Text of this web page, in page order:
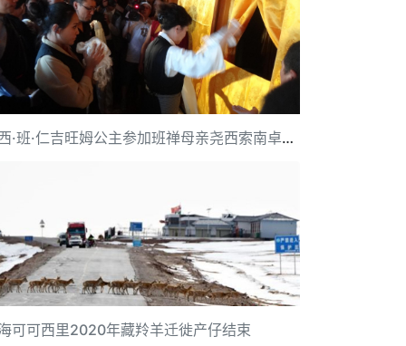
尧西·班·仁吉旺姆公主参加班禅母亲尧西索南卓玛葬礼
可可西里2020年藏羚羊迁徙产仔结束